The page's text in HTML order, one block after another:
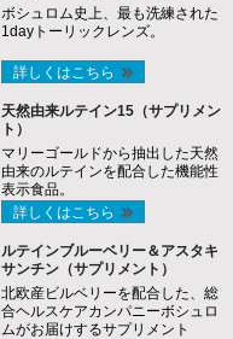
ボシュロム史上、最も洗練された
1dayトーリックレンズ。
詳しくはこちら
天然由来ルテイン15（サプリメン
ト）
マリーゴールドから抽出した天然
由来のルテインを配合した機能性
表示食品。
詳しくはこちら
ルテインブルーベリー＆アスタキ
サンチン（サプリメント）
北欧産ビルベリーを配合した、総
合ヘルスケアカンパニーボシュロ
ムがお届けするサプリメント